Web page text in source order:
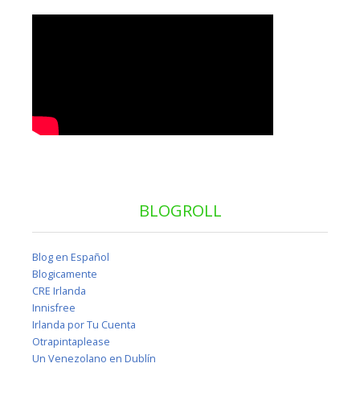
BLOGROLL
Blog en Español
Blogicamente
CRE Irlanda
Innisfree
Irlanda por Tu Cuenta
Otrapintaplease
Un Venezolano en Dublín